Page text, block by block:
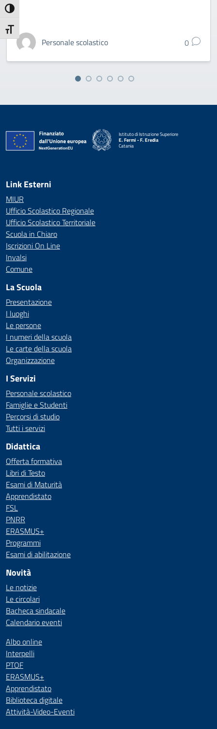
Attiva/disattiva alto contrasto
Attiva/disattiva dimensione testo
Personale scolastico
0
Istituto di Istruzione Superiore
E. Fermi - F. Eredia
Catania
Link Esterni
MIUR
Ufficio Scolastico Regionale
Ufficio Scolastico Territoriale
Scuola in Chiaro
Iscrizioni On Line
Invalsi
Comune
La Scuola
Presentazione
I luoghi
Le persone
I numeri della scuola
Le carte della scuola
Organizzazione
I Servizi
Personale scolastico
Famiglie e Studenti
Percorsi di studio
Tutti i servizi
Didattica
Offerta formativa
Libri di Testo
Esami di Maturità
Apprendistato
FSL
PNRR
ERASMUS+
Programmi
Esami di abilitazione
Novità
Le notizie
Le circolari
Bacheca sindacale
Calendario eventi
Albo online
Interpelli
PTOF
ERASMUS+
Apprendistato
Biblioteca digitale
Attività-Video-Eventi